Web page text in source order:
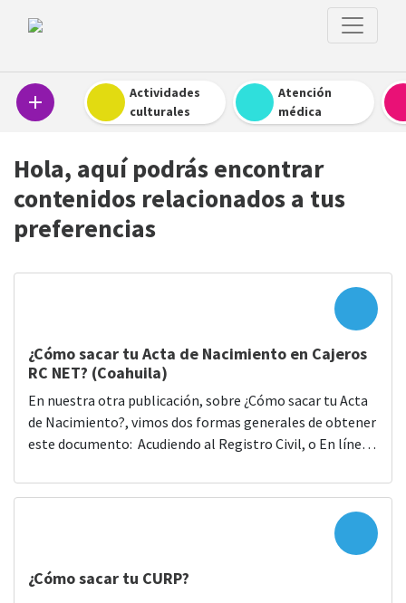
add
Actividades
culturales
Atención
médica
Hola, aquí podrás encontrar
contenidos relacionados a tus
preferencias
¿Cómo sacar tu Acta de Nacimiento en Cajeros
RC NET? (Coahuila)
En nuestra otra publicación, sobre ¿Cómo sacar tu Acta
de Nacimiento?, vimos dos formas generales de obtener
este documento: Acudiendo al Registro Civil, o En línea
Nacimiento, en algunos Estados existen otros medios
para hacer ese trámite, un ejemplo de esto es la ciudad
¿Cómo sacar tu CURP?